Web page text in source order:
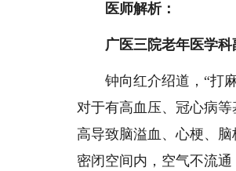
医师解析：
广医三院老年医学科
钟向红介绍道，“打麻
对于有高血压、冠心病
高导致脑溢血、心梗、
密闭空间内，空气不流